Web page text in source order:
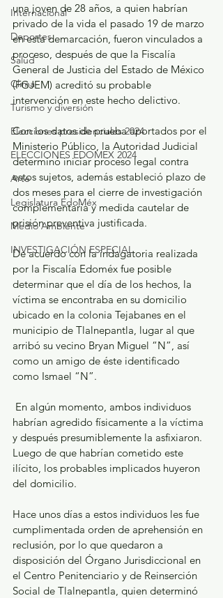
Internacional
Deportes
Salud
Clima
Turismo y diversión
Elecciones presidenciales 2024
ELECCIONES EDOMEX 2024
Arte
Legislatura EdoMéx
Medio Ambiente
INVESTIGACIÓN ESPECIAL
una joven de 28 años, a quien habrían
privado de la vida el pasado 19 de marzo
en esta demarcación, fueron vinculados a
proceso, después de que la Fiscalía
General de Justicia del Estado de México
(FGJEM) acreditó su probable
intervención en este hecho delictivo.
Con los datos de prueba aportados por el
Ministerio Público, la Autoridad Judicial
determinó iniciar proceso legal contra
estos sujetos, además estableció plazo de
dos meses para el cierre de investigación
complementaria y medida cautelar de
prisión preventiva justificada.
De acuerdo con la indagatoria realizada
por la Fiscalía Edoméx fue posible
determinar que el día de los hechos, la
víctima se encontraba en su domicilio
ubicado en la colonia Tejabanes en el
municipio de Tlalnepantla, lugar al que
arribó su vecino Bryan Miguel “N”, así
como un amigo de éste identificado
como Ismael “N”.
habrían agredido físicamente a la víctima
y después presumiblemente la asfixiaron.
Luego de que habrían cometido este
ilícito, los probables implicados huyeron
del domicilio.
Hace unos días a estos individuos les fue
cumplimentada orden de aprehensión en
reclusión, por lo que quedaron a
disposición del Órgano Jurisdiccional en
el Centro Penitenciario y de Reinserción
Social de Tlalnepantla, quien determinó